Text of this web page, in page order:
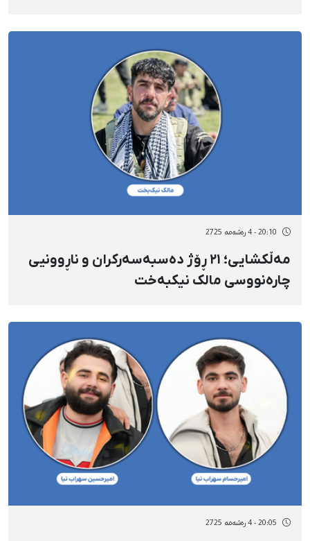
20:10 - 4 رەشەمه 2725
مەڵکشایی؛ ٢١ ڕۆژ دەسبەسەرکران و ناڕوونیی
چارەنووسی مالک نیکبەخت
20:05 - 4 رەشەمه 2725